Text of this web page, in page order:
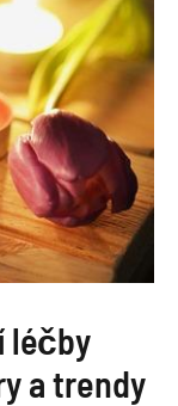
léčby
a trendy